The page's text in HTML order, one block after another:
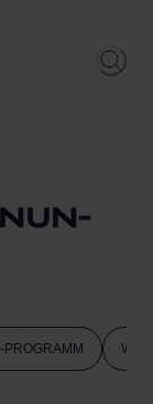
PROGRAMM WIFI